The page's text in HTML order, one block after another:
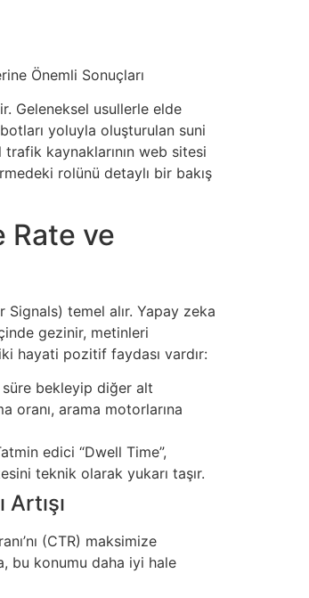
Önemli Sonuçları
Geleneksel usullerle elde
yoluyla oluşturulan suni
kaynaklarının web sitesi
rolünü detaylı bir bakış
Rate ve
temel alır. Yapay zeka
gezinir, metinleri
hayati pozitif faydası vardır:
süre bekleyip diğer alt
oranı, arama motorlarına
edici “Dwell Time”,
teknik olarak yukarı taşır.
(CTR) maksimize
bu konumu daha iyi hale